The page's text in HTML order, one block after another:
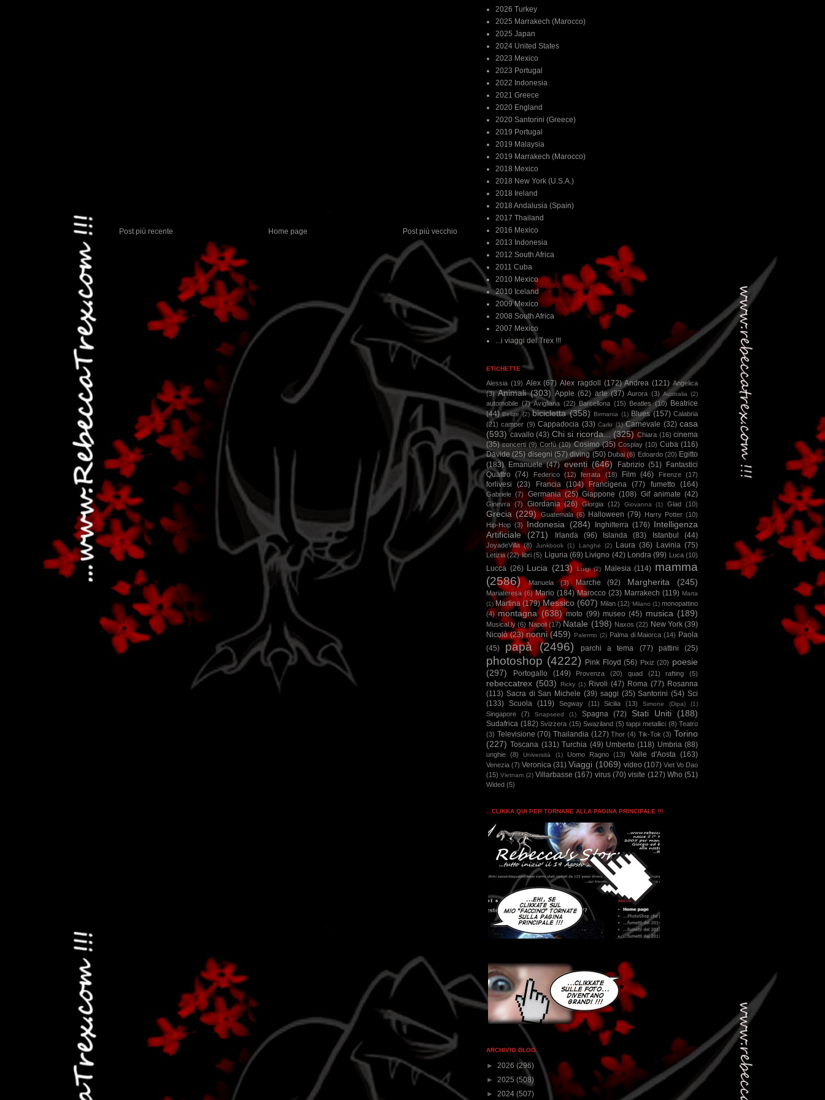
Post più recente Post più vecchio
Home page
2026 Turkey
2025 Marrakech (Marocco)
2025 Japan
2024 United States
2023 Mexico
2023 Portugal
2022 Indonesia
2021 Greece
2020 England
2020 Santorini (Greece)
2019 Portugal
2019 Malaysia
2019 Marrakech (Marocco)
2018 Mexico
2018 New York (U.S.A.)
2018 Ireland
2018 Andalusia (Spain)
2017 Thailand
2016 Mexico
2013 Indonesia
2012 South Africa
2011 Cuba
2010 Mexico
2010 Iceland
2009 Mexico
2008 South Africa
2007 Mexico
...i viaggi del Trex !!!
ETICHETTE
Alessia (19) Alex (67) Alex ragdoll (172) Andrea (121) Angelica
(3) Animali (303) Apple (62) arte (37) Aurora (3) Australia (2)
automobile (7) Avigliana (22) Barcellona (15) Beatles (10)
Beatrice
(44) Belize (2) bicicletta (358) Birmania (1) Blues (157) Calabria
(21) camper (9) Cappadocia (33) Carlo (1) Carnevale (32) casa
(593) cavallo (43) Chi si ricorda... (325) Chiara (16) cinema
(35) concerti (9) Corfù (10) Cosimo (35) Cosplay (10) Cuba (116)
Davide (25) disegni (57) diving (50) Dubai (6) Edoardo (20) Egitto
(183)
Emanuele (47) eventi (646) Fabrizio (51)
Fantastici
Quattro (74) Federico (12) ferrata (18) Film (46) Firenze (17)
forlivesi (23) Francia (104) Francigena (77) fumetto (164)
Gabriele (7) Germania (25) Giappone (108) Gif animate (42)
Ginevra (7) Giordania (26) Giorgia (12) Giovanna (1) Glad (10)
Grecia (229) Guatemala (6) Halloween (79) Harry Potter (10)
Hip-Hop (3) Indonesia (284) Inghilterra (176) Intelligenza
Artificiale
(271) Irlanda (96) Islanda (83) Istanbul (44)
JoyadeVilla (8) Junkbook (1) Langhe (2) Laura (36) Lavinia (75)
Letizia (22) libri (5) Liguria (69) Livigno (42) Londra (99) Luca (10)
Lucca (26) Lucia (213) Luigi (2) Malesia (114) mamma
(2586)
Manuela (3) Marche (92) Margherita (245)
Mariateresa (6) Mario (184) Marocco (23) Marrakech (119) Marta
(1) Martina (179) Messico (607) Milan (12) Milano (1) monopattino
(4) montagna (638) moto (99) museo (45) musica (189)
Musical.ly (6) Napoli (17) Natale (198) Naxos (22) New York (39)
Nicolò (23) nonni (459) Palermo (2) Palma di Maiorca (14) Paola
(45)
papà (2496) parchi a tema (77) pattini (25)
photoshop (4222) Pink Floyd (56) Pixiz (20) poesie
(297)
Portogallo (149) Provenza (20) quad (21) rafting (5)
rebeccatrex (503) Ricky (1) Rivoli (47) Roma (77) Rosanna
(113) Sacra di San Michele (39) saggi (35) Santorini (54) Sci
(133) Scuola (119) Segway (11) Sicilia (13) Simone (Dipa) (1)
Singapore (7) Snapseed (1) Spagna (72) Stati Uniti (188)
Sudafrica (182) Svizzera (15) Swaziland (5) tappi metallici (8) Teatro
(3) Televisione (70) Thailandia (127) Thor (4) Tik-Tok (3) Torino
(227) Toscana (131) Turchia (49) Umberto (118) Umbria (88)
unghie (8) Università (1) Uomo Ragno (13) Valle d'Aosta (163)
Venezia (7) Veronica (31) Viaggi (1069) video (107) Viet Vo Dao
(15) Vietnam (2) Villarbasse (167) virus (70) visite (127) Who (51)
Wided (5)
...CLIKKA QUI PER TORNARE ALLA PAGINA PRINCIPALE !!!
ARCHIVIO BLOG
► 2026 (296)
► 2025 (508)
► 2024 (507)